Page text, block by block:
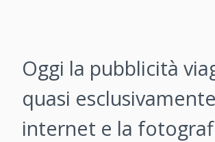
Oggi la pubblicità
quasi
internet e la